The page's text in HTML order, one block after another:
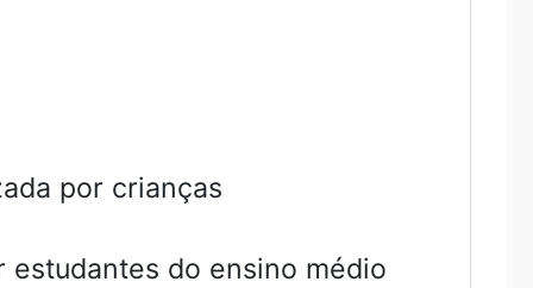
por crianças
estudantes do ensino médio